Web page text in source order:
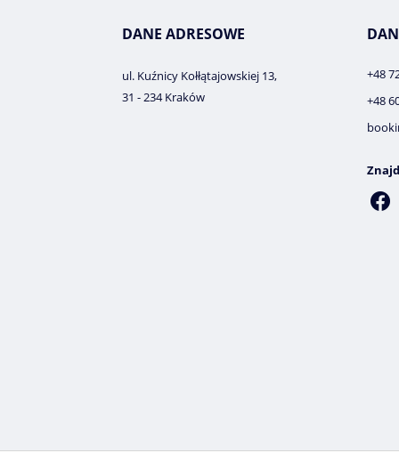
DANE ADRESOWE
ul. Kuźnicy Kołłątajowskiej 13,
31 - 234 Kraków
+48
+48